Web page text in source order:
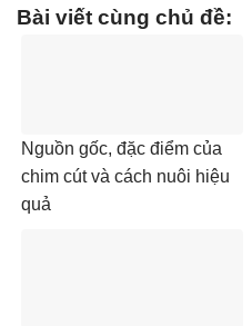
Bài viết cùng chủ đề:
Nguồn gốc, đặc điểm của
chim cút và cách nuôi hiệu
quả